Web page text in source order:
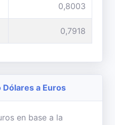
0,8003
0,7918
a Euros
en base a la